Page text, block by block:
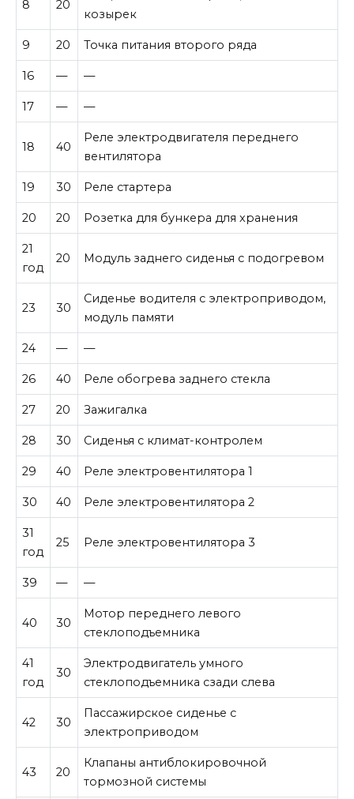
8 20
козырек
9 20 Точка питания второго ряда
16 — —
17 — —
18 40
Реле электродвигателя переднего
вентилятора
19 30 Реле стартера
20 20 Розетка для бункера для хранения
21
год
20 Модуль заднего сиденья с подогревом
23 30
Сиденье водителя с электроприводом,
модуль памяти
24 — —
26 40 Реле обогрева заднего стекла
27 20 Зажигалка
28 30 Сиденья с климат-контролем
29 40 Реле электровентилятора 1
30 40 Реле электровентилятора 2
31
год
25 Реле электровентилятора 3
39 — —
40 30
Мотор переднего левого
стеклоподъемника
41
год
30
Электродвигатель умного
стеклоподъемника сзади слева
42 30
Пассажирское сиденье с
электроприводом
43 20
Клапаны антиблокировочной
тормозной системы